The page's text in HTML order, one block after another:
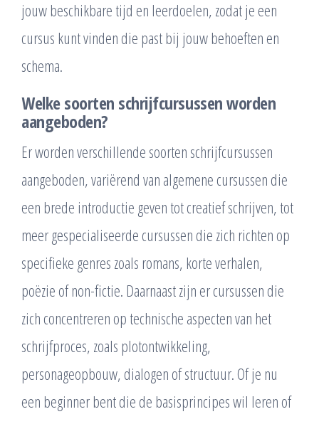
jouw beschikbare tijd en leerdoelen, zodat je een
cursus kunt vinden die past bij jouw behoeften en
schema.
Welke soorten schrijfcursussen worden
aangeboden?
Er worden verschillende soorten schrijfcursussen
aangeboden, variërend van algemene cursussen die
een brede introductie geven tot creatief schrijven, tot
meer gespecialiseerde cursussen die zich richten op
specifieke genres zoals romans, korte verhalen,
poëzie of non-fictie. Daarnaast zijn er cursussen die
zich concentreren op technische aspecten van het
schrijfproces, zoals plotontwikkeling,
personageopbouw, dialogen of structuur. Of je nu
een beginner bent die de basisprincipes wil leren of